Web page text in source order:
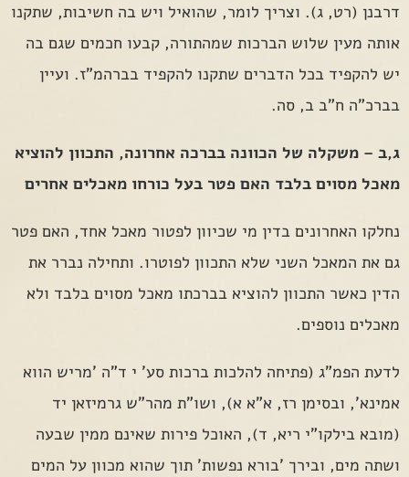
דרבנן (רט, ג). וצריך לומר, שהואיל ויש בה חשיבות, שתקנו
אותה מעין שלוש הברכות שמהתורה, קבעו חכמים שגם בה
יש להקפיד בכל הדברים שתקנו להקפיד בברהמ"ז. ועיין
בברכ"ה ח"ב ב, סה.
ג,ב – משקלה של הכוונה בברכה אחרונה, התכוון להוציא
מאכל מסוים בלבד האם פטר בעל כורחו מאכלים אחרים
נחלקו האחרונים בדין מי שכיוון לפטור מאכל אחד, האם פטר
גם את המאכל השני שלא התכוון לפוטרו. ותחילה נברר את
הדין כאשר התכוון להוציא בברכתו מאכל מסוים בלבד ולא
מאכלים נוספים.
לדעת הפמ"ג (פתיחה להלכות ברכות סע' י ד"ה 'מריש הווא
אמינא', ובסימן רז, א"א א), ושו"ת מהר"ש גרמיזאן יד
(מובא בילקו"י ריא, ד), האוכל פירות שאינם ממין שבעה
ושתה מים, ובירך 'בורא נפשות' תוך שהוא מכוון על המים